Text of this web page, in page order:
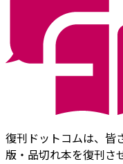
復刊ドットコムは、皆
版・品切れ本を復刊さ